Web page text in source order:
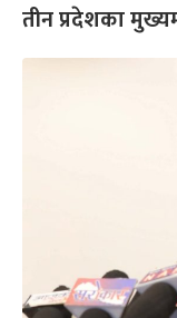
तीन प्रदेशका